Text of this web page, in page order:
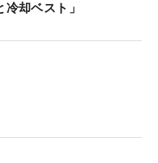
却ベスト」